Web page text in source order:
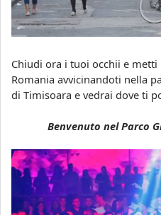
Chiudi ora i tuoi occhii e
Romania avvicinandoti nella
di Timisoara e vedrai dove ti
Benvenuto nel Parco